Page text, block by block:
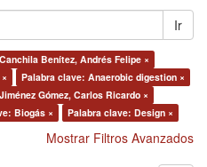
Ir
Benítez, Andrés Felipe ×
Palabra clave: Anaerobic digestion ×
Gómez, Carlos Ricardo ×
Biogás × Palabra clave: Design ×
Mostrar Filtros Avanzados